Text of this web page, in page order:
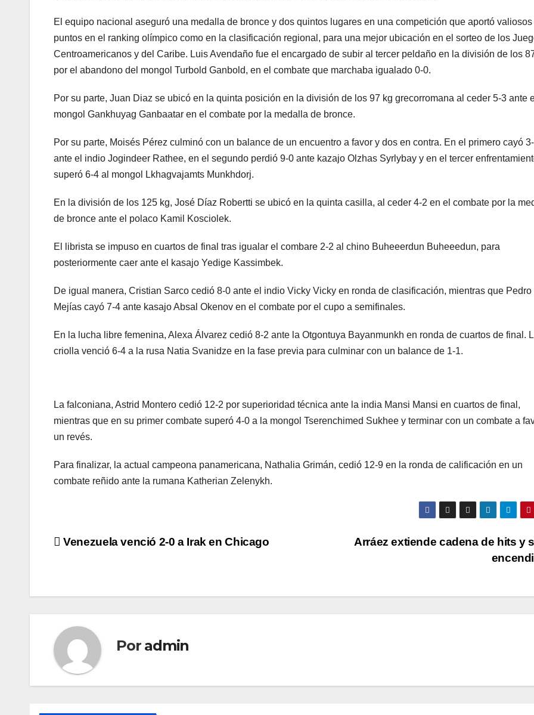
El equipo nacional aseguró una medalla de bronce y dos quintos lugares en una competición que aportó valiosos
puntos en el ranking olímpico como en la clasificación regional, para una mejor ubicación en el sorteo de los
Centroamericanos y del Caribe. Luis Avendaño fue el encargado de subir al tercer peldaño en la división de los
por el abandono del mongol Turbold Ganbold, en el combate que marchaba igualado 0-0.
Por su parte, Juan Diaz se ubicó en la quinta posición en la división de los 97 kg grecorromana al ceder 5-3 ante
mongol Gankhuyag Ganbaatar en el combate por la medalla de bronce.
Por su parte, Moisés Pérez culminó con un balance de un encuentro a favor y dos en contra. En el primero cayó
ante el indio Jogindeer Rathee, en el segundo perdió 9-0 ante kazajo Olzhas Syrlybay y en el tercer
superó 6-4 al mongol Lkhagvajamts Munkhdorj.
En la división de los 125 kg, José Díaz Robertti se ubicó en la quinta casilla, al ceder 4-2 en el combate por la
de bronce ante el polaco Kamil Kosciolek.
El librista se impuso en cuartos de final tras igualar el combare 2-2 al chino Buheeerdun Buheeedun, para
posteriormente caer ante el kasajo Yedige Kassimbek.
De igual manera, Cristian Sarco cedió 8-0 ante el indio Vicky Vicky en ronda de clasificación, mientras que Pedro
Mejías cayó 7-4 ante kasajo Absal Okenov en el combate por el cupo a semifinales.
En la lucha libre femenina, Alexa Álvarez cedió 8-2 ante la Otgontuya Bayanmunkh en ronda de cuartos de final.
criolla venció 6-4 a la rusa Natia Svanidze en la fase previa para culminar con un balance de 1-1.
La falconiana, Astrid Montero cedió 12-2 por superioridad técnica ante la india Mansi Mansi en cuartos de final,
mientras que en su primer combate superó 4-0 a la mongol Tserenchimed Sukhee y terminar con un combate a
un revés.
Para finalizar, la actual campeona panamericana, Nathalia Grimán, cedió 12-9 en la ronda de calificación en un
combate reñido ante la rumana Katherian Zelenykh.
Navegación
entradas
Arráez extiende cadena de hits y
Venezuela venció 2-0 a Irak en Chicago
Por admin